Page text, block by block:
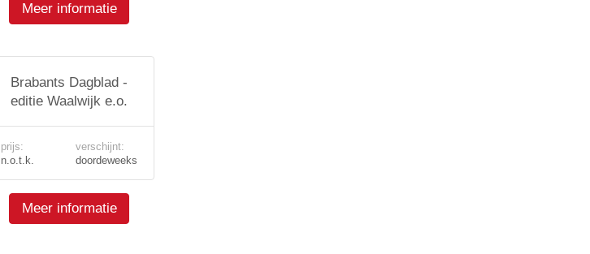
Meer informatie
Brabants Dagblad -
editie Waalwijk e.o.
prijs:
n.o.t.k.
verschijnt:
doordeweeks
Meer informatie